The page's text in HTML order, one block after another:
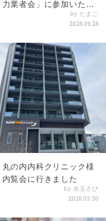
力業者会」に参加いたし
by たまご
2026.06.26
丸の内内科クリニック様
内覧会に行きました
by 水玉さび
2026.03.30